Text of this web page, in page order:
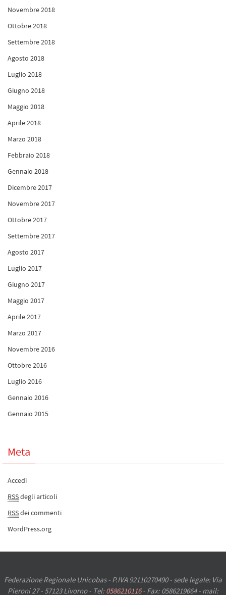
Novembre 2018
Ottobre 2018
Settembre 2018
Agosto 2018
Luglio 2018
Giugno 2018
Maggio 2018
Aprile 2018
Marzo 2018
Febbraio 2018
Gennaio 2018
Dicembre 2017
Novembre 2017
Ottobre 2017
Settembre 2017
Agosto 2017
Luglio 2017
Giugno 2017
Maggio 2017
Aprile 2017
Marzo 2017
Novembre 2016
Ottobre 2016
Luglio 2016
Gennaio 2016
Gennaio 2015
Meta
Accedi
RSSdegli articoli
RSSdei commenti
WordPress.org
Federazione Regionale Unicobas - P.IVA 92110270490 - sede legale: Via
Pieroni 27 - 57123 Livorno - Tel:0586210116- Fax: 0586219664 - mail: